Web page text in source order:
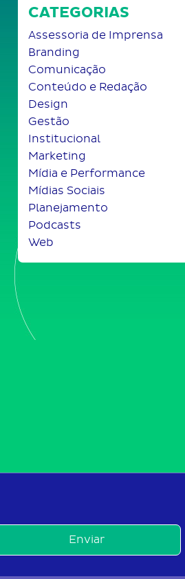
CATEGORIAS
Assessoria de Imprensa
Branding
Comunicação
Conteúdo e Redação
Design
Gestão
Institucional
Marketing
Mídia e Performance
Mídias Sociais
Planejamento
Podcasts
Web